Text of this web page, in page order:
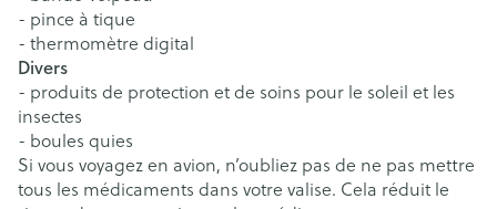
- pince à tique
- thermomètre digital
Divers
- produits de protection et de soins pour le soleil et les
insectes
- boules quies
Si vous voyagez en avion, n’oubliez pas de ne pas mettre
tous les médicaments dans votre valise. Cela réduit le